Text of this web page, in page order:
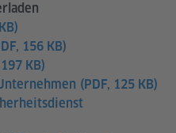
156 KB)
KB)
(PDF, 125 KB)